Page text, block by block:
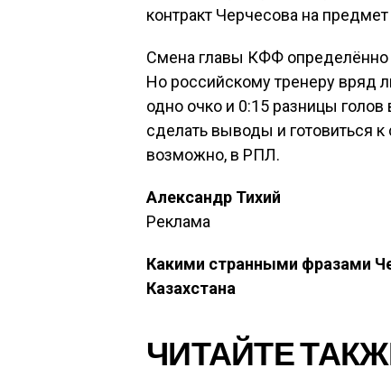
контракт Черчесова на
Смена главы КФФ определённо
Но российскому тренеру вряд
одно очко и 0:15 разницы
сделать выводы и готовиться
возможно, в РПЛ.
Александр Тихий
Реклама
Какими странными фразами
Казахстана
ЧИТАЙТЕ